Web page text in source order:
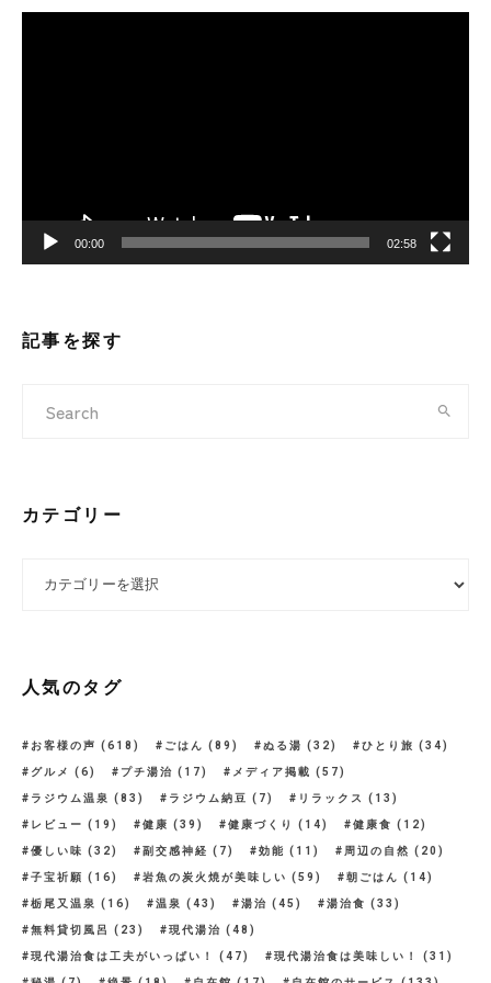
00:00 02:58
記事を探す
カテゴリー
人気のタグ
お客様の声 (618) ごはん (89) ぬる湯 (32) ひとり旅 (34)
グルメ (6) プチ湯治 (17) メディア掲載 (57)
ラジウム温泉 (83) ラジウム納豆 (7) リラックス (13)
レビュー (19) 健康 (39) 健康づくり (14) 健康食 (12)
優しい味 (32) 副交感神経 (7) 効能 (11) 周辺の自然 (20)
子宝祈願 (16) 岩魚の炭火焼が美味しい (59) 朝ごはん (14)
栃尾又温泉 (16) 温泉 (43) 湯治 (45) 湯治食 (33)
無料貸切風呂 (23) 現代湯治 (48)
現代湯治食は工夫がいっぱい！ (47) 現代湯治食は美味しい！ (31)